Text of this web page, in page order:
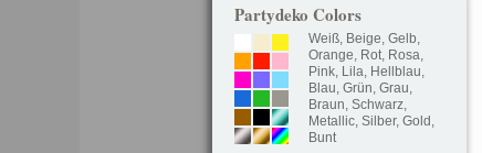
Partydeko Colors
Weiß, Beige, Gelb,
Orange, Rot, Rosa,
Pink, Lila, Hellblau,
Blau, Grün, Grau,
Braun, Schwarz,
Metallic, Silber, Gold ,
Bunt